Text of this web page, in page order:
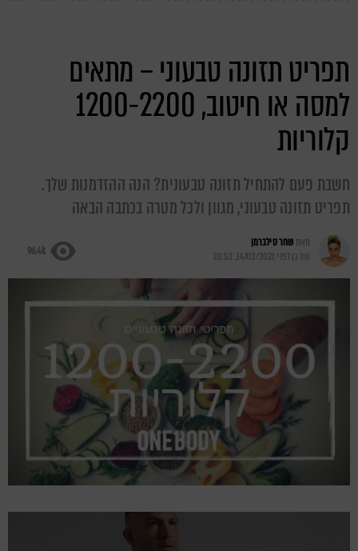
תפריט תזונה טבעוני – מתאים
למסה או חיטוב, 1200-2200
קלוריות
חשבת פעם להתחיל תזונה טבעונית? הנה ההזדמנות שלך.
תפריט תזונה טבעוני, מגוון ולכל מטרה בכתבה הבאה
מאתשחר סילברמן
עודכן לפני 14/03/2021, 10:52
96.4k